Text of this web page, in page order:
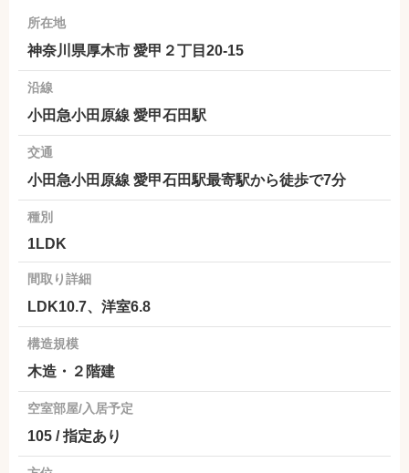
所在地
神奈川県厚木市 愛甲２丁目20-15
沿線
小田急小田原線 愛甲石田駅
交通
小田急小田原線 愛甲石田駅最寄駅から徒歩で7分
種別
1LDK
間取り詳細
LDK10.7、洋室6.8
構造規模
木造・２階建
空室部屋/入居予定
105 / 指定あり